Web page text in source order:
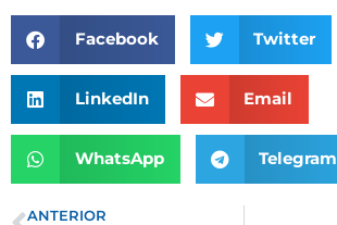
Facebook Twitter
LinkedIn Email
WhatsApp Telegram
ANTERIOR